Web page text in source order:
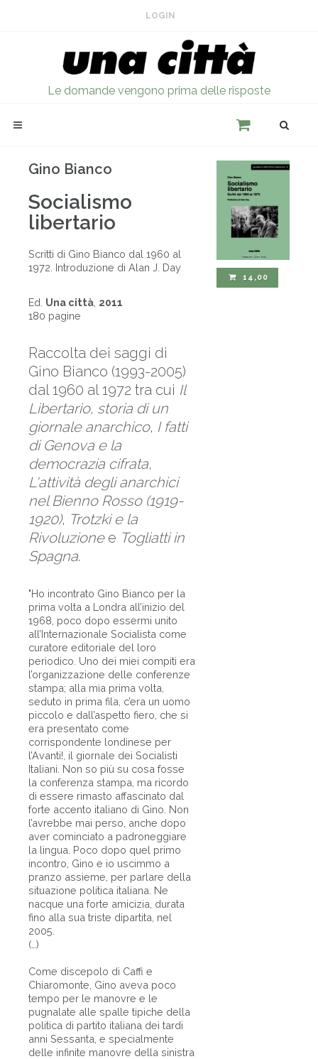
LOGIN
Le domande vengono prima delle risposte
Gino Bianco
Socialismo
libertario
Scritti di Gino Bianco dal 1960 al
1972. Introduzione di Alan J. Day
Ed. Una città 2011
180 pagine
Raccolta dei saggi di
Gino Bianco (1993-2005)
dal 1960 al 1972 tra cui Il
Libertario, storia di un
giornale anarchico, I fatti
di Genova e la
democrazia cifrata,
L'attività degli anarchici
nel Bienno Rosso (1919-
1920), Trotzki e la
Rivoluzionee Togliatti in
Spagna.
"Ho incontrato Gino Bianco per la
prima volta a Londra all’inizio del
1968, poco dopo essermi unito
all’Internazionale Socialista come
curatore editoriale del loro
periodico. Uno dei miei compiti era
l’organizzazione delle conferenze
stampa; alla mia prima volta,
seduto in prima fila, c’era un uomo
piccolo e dall’aspetto fiero, che si
era presentato come
corrispondente londinese per
l’Avanti!, il giornale dei Socialisti
Italiani. Non so più su cosa fosse
la conferenza stampa, ma ricordo
di essere rimasto affascinato dal
forte accento italiano di Gino. Non
l’avrebbe mai perso, anche dopo
aver cominciato a padroneggiare
la lingua. Poco dopo quel primo
incontro, Gino e io uscimmo a
pranzo assieme, per parlare della
situazione politica italiana. Ne
nacque una forte amicizia, durata
fino alla sua triste dipartita, nel
2005.
(…)
Come discepolo di Caffi e
Chiaromonte, Gino aveva poco
tempo per le manovre e le
pugnalate alle spalle tipiche della
politica di partito italiana dei tardi
anni Sessanta, e specialmente
delle infinite manovre della sinistra
14,00